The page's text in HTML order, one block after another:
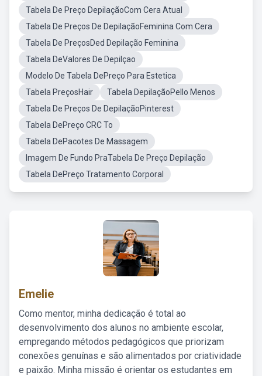
Tabela De Preço DepilaçãoCom Cera Atual
Tabela De Preços De DepilaçãoFeminina Com Cera
Tabela De PreçosDed Depilação Feminina
Tabela DeValores De Depilçao
Modelo De Tabela DePreço Para Estetica
Tabela PreçosHair
Tabela DepilaçãoPello Menos
Tabela De Preços De DepilaçãoPinterest
Tabela DePreço CRC To
Tabela DePacotes De Massagem
Imagem De Fundo PraTabela De Preço Depilação
Tabela DePreço Tratamento Corporal
Emelie
Como mentor, minha dedicação é total ao
desenvolvimento dos alunos no ambiente escolar,
empregando métodos pedagógicos que priorizam
conexões genuínas e são alimentados por criatividade
e paixão. Minha missão é orientar os estudantes em